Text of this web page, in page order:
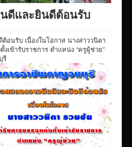
พันธ์
อมูลต่าง ๆ
ดีและยินดีต้อนรับ
อนรับ เนื่องในโอกาส นางสาววนิดา
เข้ารับราชการ ตำแหน่ง “ครูผู้ช่วย”
รี